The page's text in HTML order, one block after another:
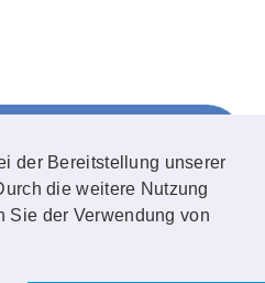
der Bereitstellung unserer
die weitere Nutzung
Sie der Verwendung von